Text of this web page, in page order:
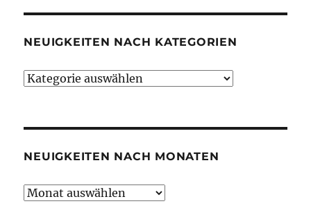
NEUIGKEITEN NACH KATEGORIEN
Neuigkeiten
NEUIGKEITEN NACH MONATEN
Neuigkeiten